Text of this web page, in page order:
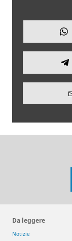
Da leggere
Notizie